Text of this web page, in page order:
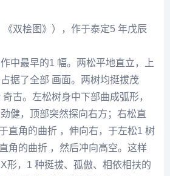
《双桧图》），作于泰定5 年戊辰
中最早的1 幅。两松平地直立，上
据了全部 画面。两树均挺拔茂
古。左松树身中下部曲成弧形，
健，顶部突然探向右方；右松直
直角的曲折 ，伸向右，于左松1 树
角的曲折 ，然后冲向高空。这样
形，1 种挺拔、孤傲、相依相扶的